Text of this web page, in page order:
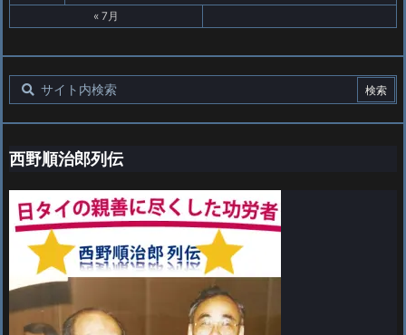
« 7月
西野順治郎列伝